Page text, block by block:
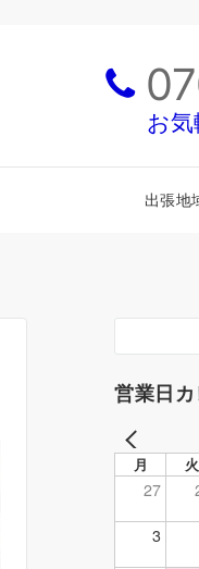
お気軽
出張地
営業日
月 火
27
3